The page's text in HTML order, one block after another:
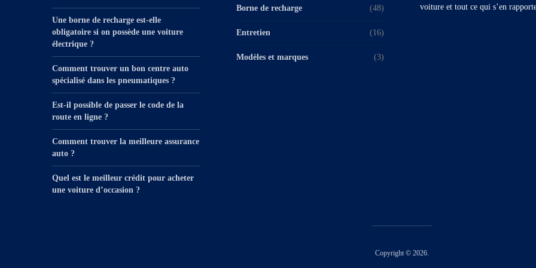
Une borne de recharge est-elle
obligatoire si on possède une voiture
électrique ?
Comment trouver un bon centre auto
spécialisé dans les pneumatiques ?
Est-il possible de passer le code de la
route en ligne ?
Comment trouver la meilleure assurance
auto ?
Quel est le meilleur crédit pour acheter
une voiture d’occasion ?
Borne de recharge (48)
Entretien (16)
Modèles et marques (3)
voiture et tout ce qui s’en
Copyright © 2026.